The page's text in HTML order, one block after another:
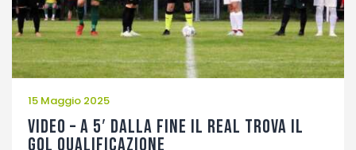
15 Maggio 2025
VIDEO – A 5′ dalla fine il Real trova il
gol qualificazione